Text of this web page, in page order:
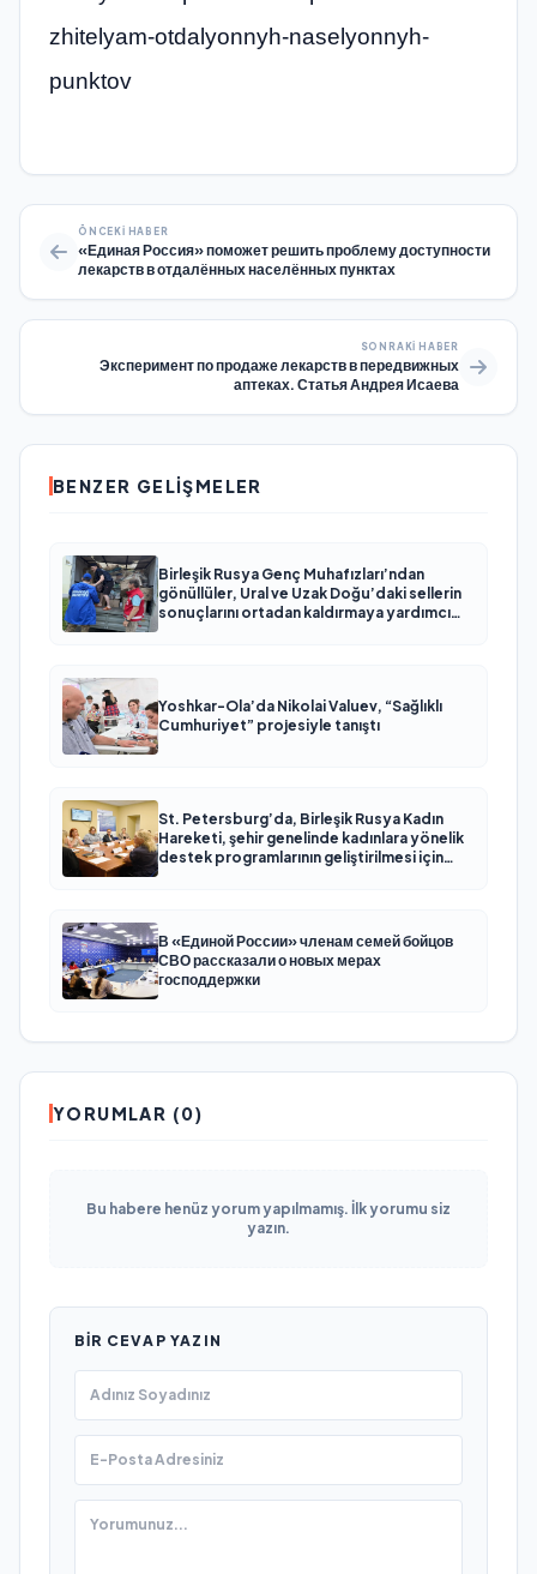
zhitelyam-otdalyonnyh-naselyonnyh-
punktov
ÖNCEKI HABER
«Единая Россия» поможет решить проблему доступности
лекарств в отдалённых населённых пунктах
SONRAKI HABER
Эксперимент по продаже лекарств в передвижных
аптеках. Статья Андрея Исаева
BENZER GELIŞMELER
Birleşik Rusya Genç Muhafızları’ndan
gönüllüler, Ural ve Uzak Doğu’daki sellerin
sonuçlarını ortadan kaldırmaya yardımcı
Yoshkar-Ola’da Nikolai Valuev, “Sağlıklı
Cumhuriyet” projesiyle tanıştı
St. Petersburg’da, Birleşik Rusya Kadın
Hareketi, şehir genelinde kadınlara yönelik
destek programlarının geliştirilmesi için
В «Единой России» членам семей бойцов
СВО рассказали о новых мерах
господдержки
YORUMLAR (0)
Bu habere henüz yorum yapılmamış. İlk yorumu siz
yazın.
BIR CEVAP YAZIN